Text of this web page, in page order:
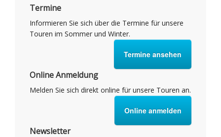
Termine
Informieren Sie sich über die Termine für unsere
Touren im Sommer und Winter.
Termine ansehen
Online Anmeldung
Melden Sie sich direkt online für unsere Touren an.
Online anmelden
Newsletter